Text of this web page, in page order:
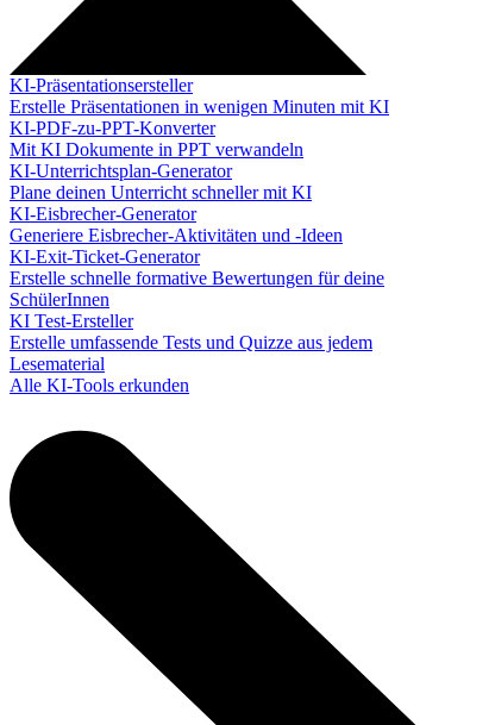
KI-Präsentationsersteller
Erstelle Präsentationen in wenigen Minuten mit KI
KI-PDF-zu-PPT-Konverter
Mit KI Dokumente in PPT verwandeln
KI-Unterrichtsplan-Generator
Plane deinen Unterricht schneller mit KI
KI-Eisbrecher-Generator
Generiere Eisbrecher-Aktivitäten und -Ideen
KI-Exit-Ticket-Generator
Erstelle schnelle formative Bewertungen für deine
SchülerInnen
KI Test-Ersteller
Erstelle umfassende Tests und Quizze aus jedem
Lesematerial
Alle KI-Tools erkunden